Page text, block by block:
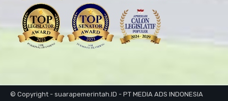
© Copyright - suarapemerintah.ID - PT MEDIA ADS INDONESIA